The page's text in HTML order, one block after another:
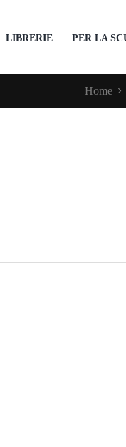
LIBRERIE PER LA
Home